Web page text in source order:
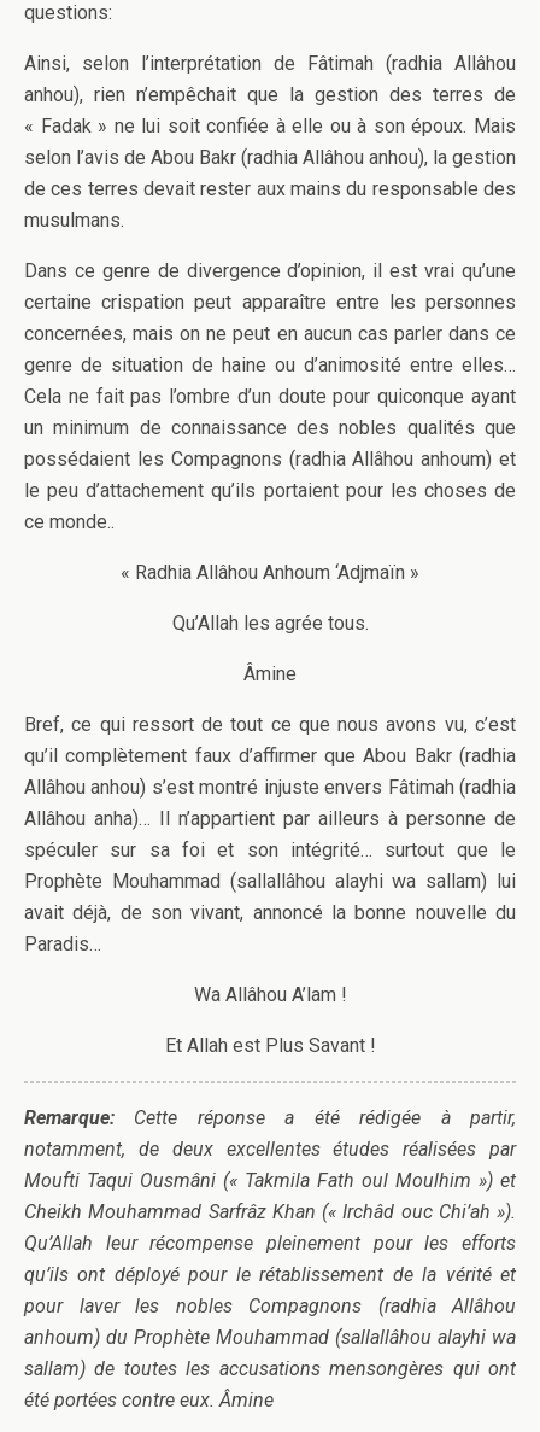
questions:
Ainsi, selon l’interprétation de Fâtimah (radhia Allâhou
anhou), rien n’empêchait que la gestion des terres de
« Fadak » ne lui soit confiée à elle ou à son époux. Mais
selon l’avis de Abou Bakr (radhia Allâhou anhou), la gestion
de ces terres devait rester aux mains du responsable des
musulmans.
Dans ce genre de divergence d’opinion, il est vrai qu’une
certaine crispation peut apparaître entre les personnes
concernées, mais on ne peut en aucun cas parler dans ce
genre de situation de haine ou d’animosité entre elles…
Cela ne fait pas l’ombre d’un doute pour quiconque ayant
un minimum de connaissance des nobles qualités que
possédaient les Compagnons (radhia Allâhou anhoum) et
le peu d’attachement qu’ils portaient pour les choses de
ce monde..
« Radhia Allâhou Anhoum ‘Adjmaïn »
Qu’Allah les agrée tous.
Âmine
Bref, ce qui ressort de tout ce que nous avons vu, c’est
qu’il complètement faux d’affirmer que Abou Bakr (radhia
Allâhou anhou) s’est montré injuste envers Fâtimah (radhia
Allâhou anha)… Il n’appartient par ailleurs à personne de
spéculer sur sa foi et son intégrité… surtout que le
Prophète Mouhammad (sallallâhou alayhi wa sallam) lui
avait déjà, de son vivant, annoncé la bonne nouvelle du
Paradis…
Wa Allâhou A’lam !
Et Allah est Plus Savant !
Remarque: Cette réponse a été rédigée à partir,
notamment, de deux excellentes études réalisées par
Moufti Taqui Ousmâni (« Takmila Fath oul Moulhim ») et
Cheikh Mouhammad Sarfrâz Khan (« Irchâd ouc Chi’ah »).
Qu’Allah leur récompense pleinement pour les efforts
qu’ils ont déployé pour le rétablissement de la vérité et
pour laver les nobles Compagnons (radhia Allâhou
anhoum) du Prophète Mouhammad (sallallâhou alayhi wa
sallam) de toutes les accusations mensongères qui ont
été portées contre eux. Âmine